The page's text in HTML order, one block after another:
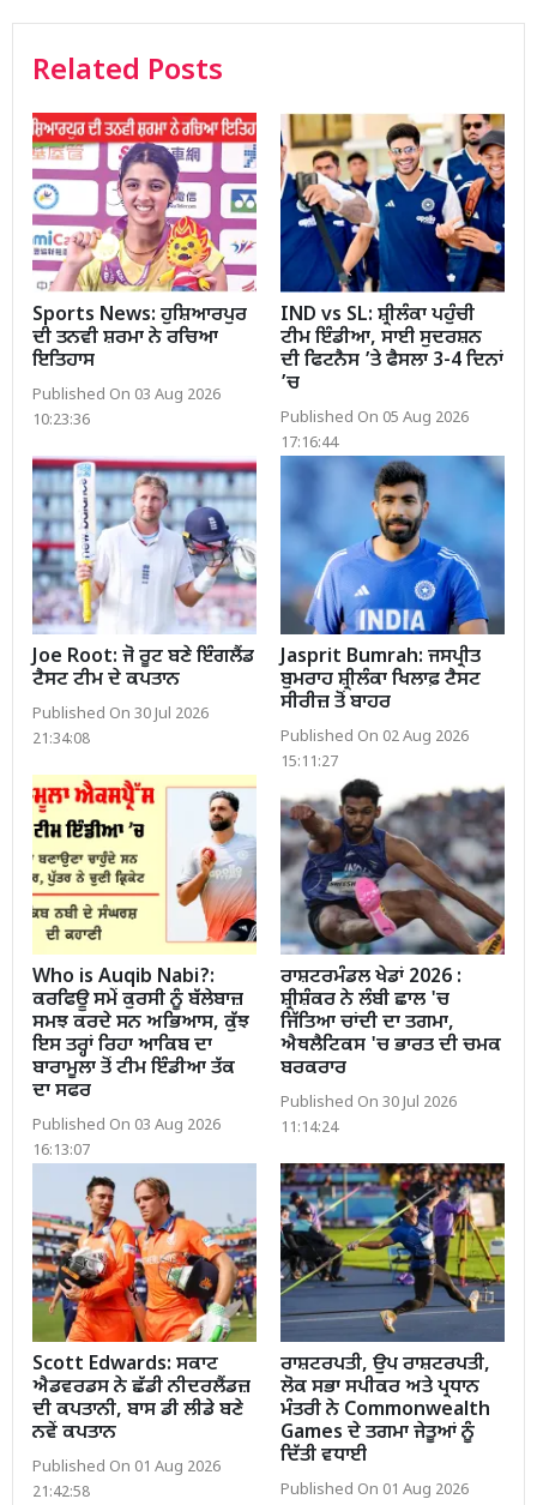
Related Posts
Sports News: ਹੁਸ਼ਿਆਰਪੁਰ
ਦੀ ਤਨਵੀ ਸ਼ਰਮਾ ਨੇ ਰਚਿਆ
ਇਤਿਹਾਸ
Published On 03 Aug 2026
10:23:36
IND vs SL: ਸ਼੍ਰੀਲੰਕਾ ਪਹੁੰਚੀ
ਟੀਮ ਇੰਡੀਆ, ਸਾਈ ਸੁਦਰਸ਼ਨ
ਦੀ ਫਿਟਨੈਸ ’ਤੇ ਫੈਸਲਾ 3-4 ਦਿਨਾਂ
’ਚ
Published On 05 Aug 2026
17:16:44
Joe Root: ਜੋ ਰੂਟ ਬਣੇ ਇੰਗਲੈਂਡ
ਟੈਸਟ ਟੀਮ ਦੇ ਕਪਤਾਨ
Published On 30 Jul 2026
21:34:08
Jasprit Bumrah: ਜਸਪ੍ਰੀਤ
ਬੁਮਰਾਹ ਸ਼੍ਰੀਲੰਕਾ ਖਿਲਾਫ਼ ਟੈਸਟ
ਸੀਰੀਜ਼ ਤੋਂ ਬਾਹਰ
Published On 02 Aug 2026
15:11:27
Who is Auqib Nabi?:
ਕਰਫਿਊ ਸਮੇਂ ਕੁਰਸੀ ਨੂੰ ਬੱਲੇਬਾਜ਼
ਸਮਝ ਕਰਦੇ ਸਨ ਅਭਿਆਸ, ਕੁੱਝ
ਇਸ ਤਰ੍ਹਾਂ ਰਿਹਾ ਆਕਿਬ ਦਾ
ਬਾਰਾਮੂਲਾ ਤੋਂ ਟੀਮ ਇੰਡੀਆ ਤੱਕ
ਦਾ ਸਫਰ
Published On 03 Aug 2026
16:13:07
ਰਾਸ਼ਟਰਮੰਡਲ ਖੇਡਾਂ 2026 :
ਸ਼੍ਰੀਸ਼ੰਕਰ ਨੇ ਲੰਬੀ ਛਾਲ 'ਚ
ਜਿੱਤਿਆ ਚਾਂਦੀ ਦਾ ਤਗਮਾ,
ਐਥਲੈਟਿਕਸ 'ਚ ਭਾਰਤ ਦੀ ਚਮਕ
ਬਰਕਰਾਰ
Published On 30 Jul 2026
11:14:24
Scott Edwards: ਸਕਾਟ
ਐਡਵਰਡਸ ਨੇ ਛੱਡੀ ਨੀਦਰਲੈਂਡਜ਼
ਦੀ ਕਪਤਾਨੀ, ਬਾਸ ਡੀ ਲੀਡੇ ਬਣੇ
ਨਵੇਂ ਕਪਤਾਨ
Published On 01 Aug 2026
21:42:58
ਰਾਸ਼ਟਰਪਤੀ, ਉਪ ਰਾਸ਼ਟਰਪਤੀ,
ਲੋਕ ਸਭਾ ਸਪੀਕਰ ਅਤੇ ਪ੍ਰਧਾਨ
ਮੰਤਰੀ ਨੇ Commonwealth
Games ਦੇ ਤਗਮਾ ਜੇਤੂਆਂ ਨੂੰ
ਦਿੱਤੀ ਵਧਾਈ
Published On 01 Aug 2026